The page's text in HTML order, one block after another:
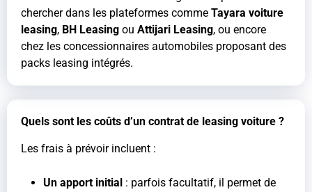
chercher dans les plateformes comme Tayara voiture
leasing, BH Leasing ou Attijari Leasing, ou encore
chez les concessionnaires automobiles proposant des
packs leasing intégrés.
Quels sont les coûts d’un contrat de leasing voiture ?
Les frais à prévoir incluent :
Un apport initial : parfois facultatif, il permet de